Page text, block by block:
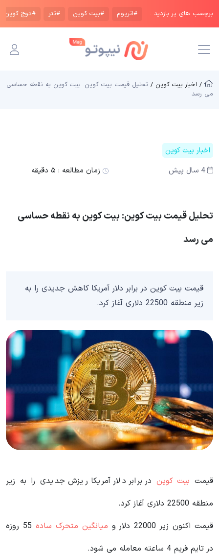
برچسب های پر بازدید : #اتریوم #بیت کوین #تتر #دوج کوین
/ اخبار بیت کوین / تحلیل قیمت بیت کوین: بیت کوین به نقطه حساسی
می رسد
اخبار بیت کوین
4 سال پیش
زمان مطالعه : ۵ دقیقه
تحلیل قیمت بیت کوین: بیت کوین به نقطه حساسی
می رسد
قیمت بیت کوین در برابر دلار آمریکا کاهش جدیدی را به
زیر منطقه 22500 دلاری آغاز کرد.
قیمت بیت کوین در برابر دلار آمریکا ریزش جدیدی را به زیر
منطقه 22500 دلاری آغاز کرد.
قیمت اکنون زیر 22000 دلار و
میانگین متحرک ساده
55 روزه
در تایم فریم 4 ساعته معامله می شود.